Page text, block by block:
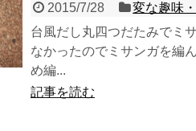
2015/7/28
変な趣味
台風だし丸四つだたみでミ
なかったのでミサンガを編
め編...
記事を読む